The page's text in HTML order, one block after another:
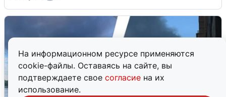
На информационном ресурсе применяются
cookie-файлы. Оставаясь на сайте, вы
подтверждаете свое согласие на их
использование.